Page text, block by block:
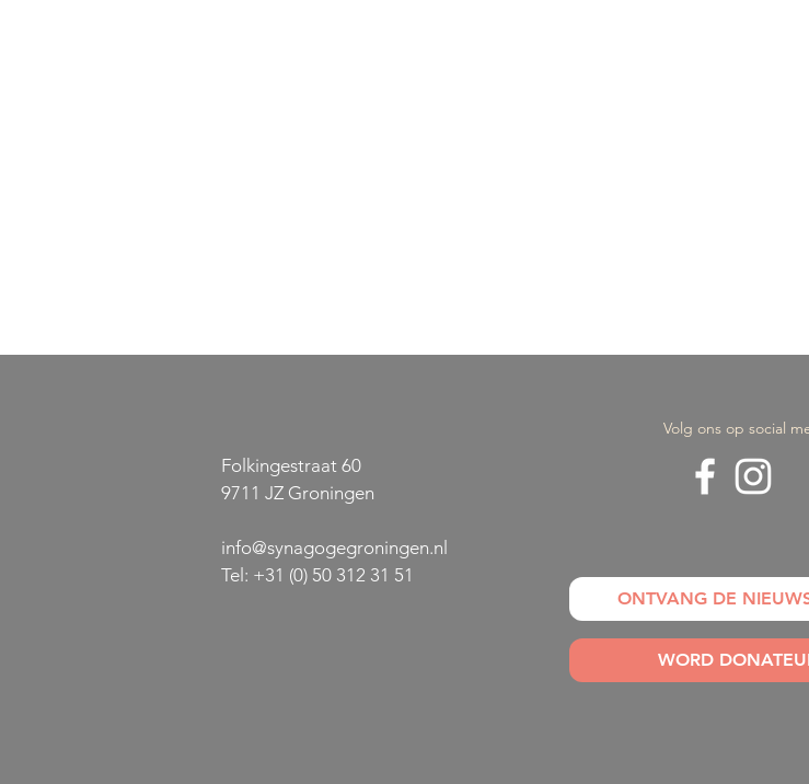
Gratis concert: Het lied van
Jazz-sensatie Gabriel
Palatchi komt naar
traditie
Volg ons op social
Folkingestraat 60
9711 JZ Groningen
info@synagogegroningen.nl
Tel: +31 (0) 50 312 31 51
ONTVANG DE
WORD